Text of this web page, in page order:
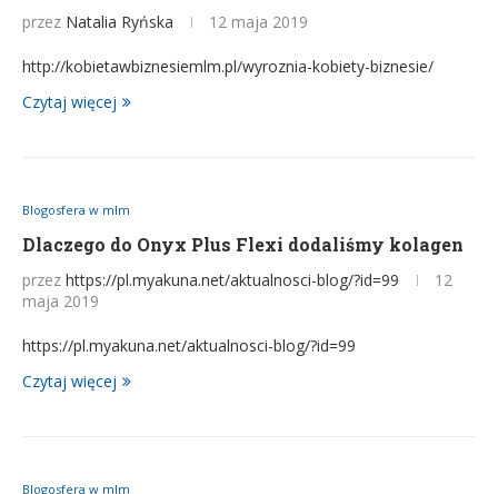
przez Natalia Ryńska 12 maja 2019
http://kobietawbiznesiemlm.pl/wyroznia-kobiety-biznesie/
Czytaj więcej
Blogosfera w mlm
Dlaczego do Onyx Plus Flexi dodaliśmy kolagen
przez https://pl.myakuna.net/aktualnosci-blog/?id=99
12
maja 2019
https://pl.myakuna.net/aktualnosci-blog/?id=99
Czytaj więcej
Blogosfera w mlm